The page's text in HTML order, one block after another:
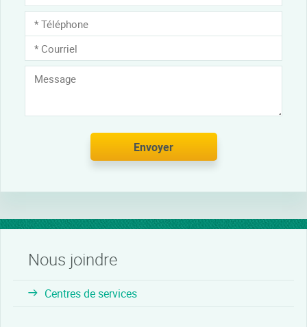
Nous joindre
Centres de services